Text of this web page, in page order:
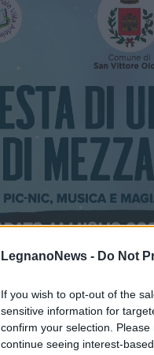
LegnanoNews - Do Not
If you wish to opt-out of the
sensitive information for
confirm your selection.
continue seeing interest-